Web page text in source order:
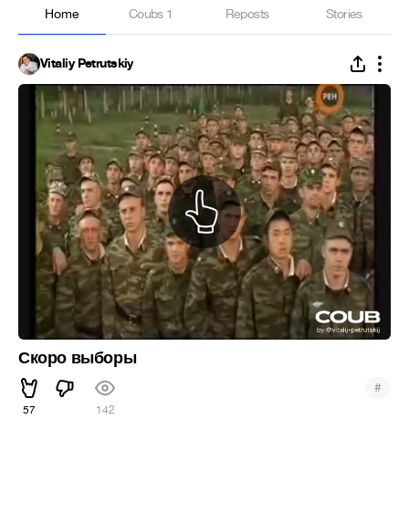
Home Coubs 1 Reposts Stories
Vitaliy Petrutskiy
Скоро выборы
57 142
#